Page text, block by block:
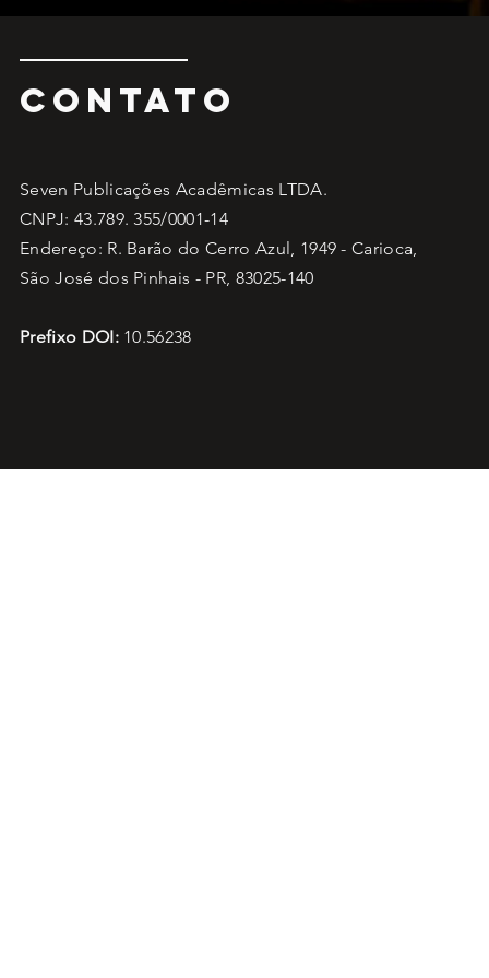
CONTATO
Seven Publicações Acadêmicas LTDA.
CNPJ: 43.789. 355/0001-14
Endereço: R. Barão do Cerro Azul, 1949 - Carioca,
São José dos Pinhais - PR, 83025-140
Prefixo DOI:10.56238